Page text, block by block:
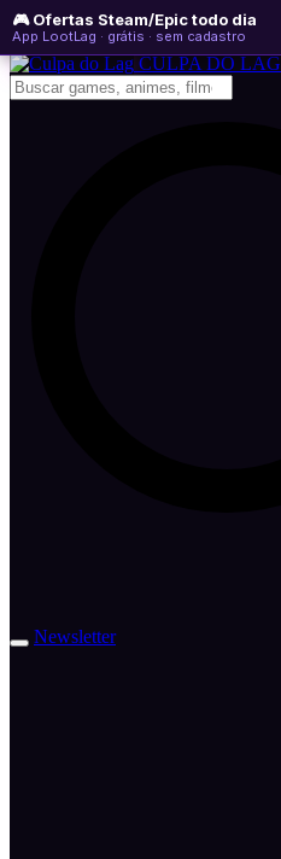
🎮 Ofertas Steam/Epic todo dia
App LootLag · grátis · sem cadastro
quinta-feira, 06 de agosto de 2026
Newsletter
CULPA DO LAG
Newsletter